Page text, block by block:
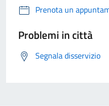
Prenota un
Problemi in città
Segnala disservizio